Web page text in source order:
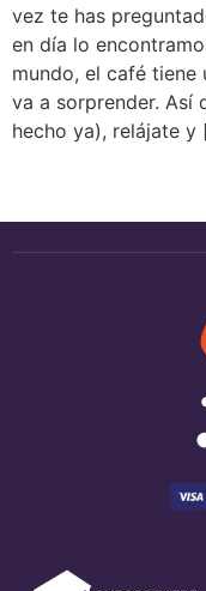
vez te has
en día lo
mundo, el café
va a sorprender. Así
hecho ya), relájate y